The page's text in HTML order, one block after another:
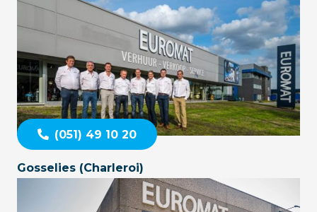
(051) 49 10 20
Gosselies (Charleroi)